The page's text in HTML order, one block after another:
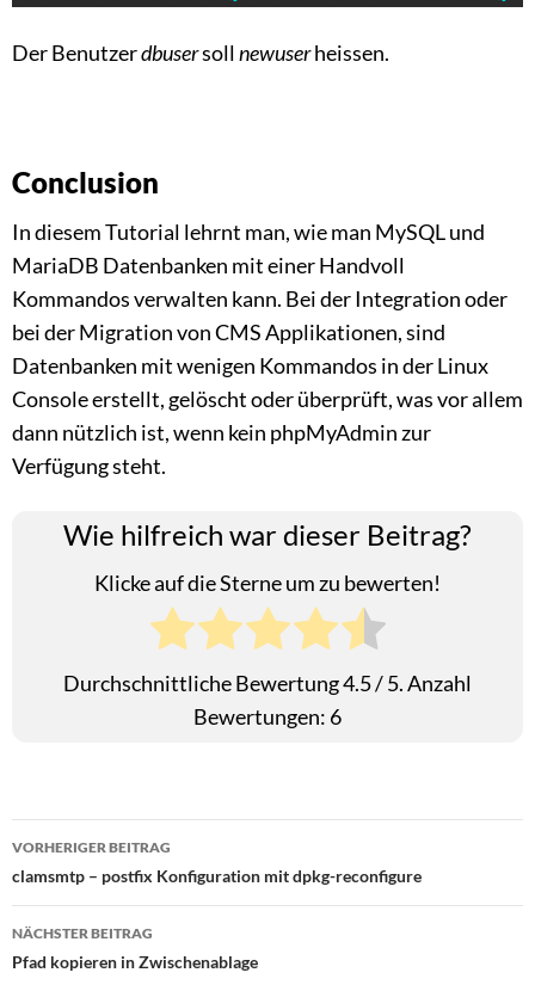
Der Benutzerdbusersollnewuserheissen.
Conclusion
In diesem Tutorial lehrnt man, wie man MySQL und
MariaDB Datenbanken mit einer Handvoll
Kommandos verwalten kann. Bei der Integration oder
bei der Migration von CMS Applikationen, sind
Datenbanken mit wenigen Kommandos in der Linux
Console erstellt, gelöscht oder überprüft, was vor allem
dann nützlich ist, wenn kein phpMyAdmin zur
Verfügung steht.
Wie hilfreich war dieser Beitrag?
Klicke auf die Sterne um zu bewerten!
Durchschnittliche Bewertung4.5/ 5. Anzahl
Bewertungen: 6
Beitragsnavigation
VORHERIGER BEITRAG
clamsmtp – postfix Konfiguration mit dpkg-reconfigure
NÄCHSTER BEITRAG
Pfad kopieren in Zwischenablage